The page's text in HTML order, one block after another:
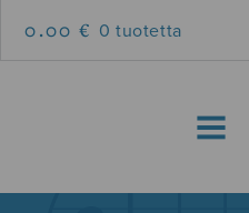
0.00 € 0 tuotetta
MENU